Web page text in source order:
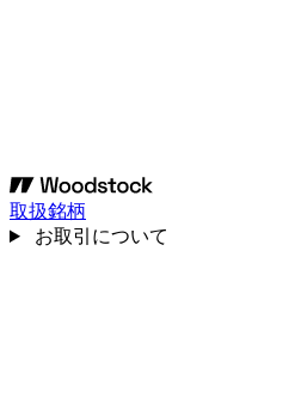
取扱銘柄
お取引について